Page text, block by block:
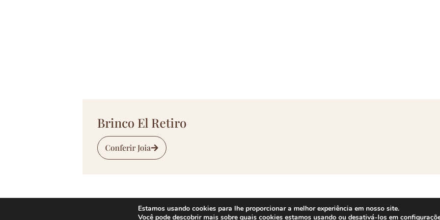
Brinco El Retiro
Conferir Joia
Estamos usando cookies para lhe proporcionar a melhor experiência em nosso site.
Você pode descobrir mais sobre quais cookies estamos usando ou desativá-los em